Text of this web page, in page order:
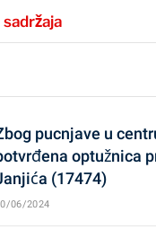
pucnjave u
optužnica
(17474)
06/2024